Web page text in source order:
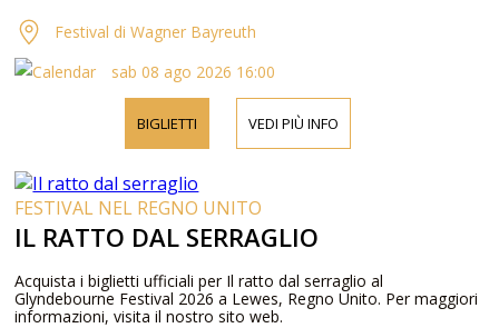
Festival di Wagner Bayreuth
sab 08 ago 2026 16:00
BIGLIETTI VEDI PIÙ INFO
FESTIVAL NEL REGNO UNITO
IL RATTO DAL SERRAGLIO
Acquista i biglietti ufficiali per Il ratto dal serraglio al
Glyndebourne Festival 2026 a Lewes, Regno Unito. Per maggiori
informazioni, visita il nostro sito web.